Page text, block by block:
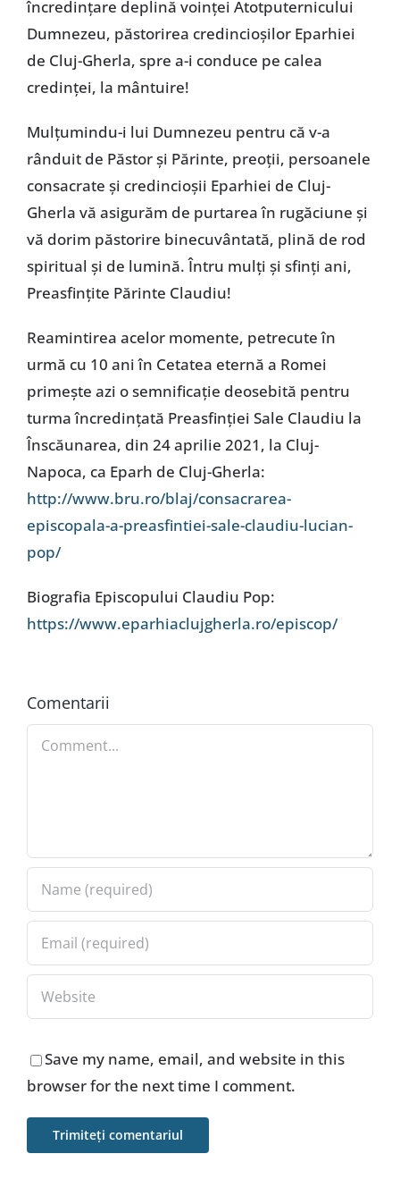
încredințare deplină voinței Atotputernicului
Dumnezeu, păstorirea credincioșilor Eparhiei
de Cluj-Gherla, spre a-i conduce pe calea
credinței, la mântuire!
Mulțumindu-i lui Dumnezeu pentru că v-a
rânduit de Păstor și Părinte, preoții, persoanele
consacrate și credincioșii Eparhiei de Cluj-
Gherla vă asigurăm de purtarea în rugăciune și
vă dorim păstorire binecuvântată, plină de rod
spiritual și de lumină. Întru mulţi şi sfinţi ani,
Preasfinţite Părinte Claudiu!
Reamintirea acelor momente, petrecute în
urmă cu 10 ani în Cetatea eternă a Romei
primește azi o semnificație deosebită pentru
turma încredințată Preasfinției Sale Claudiu la
Înscăunarea, din 24 aprilie 2021, la Cluj-
Napoca, ca Eparh de Cluj-Gherla:
http://www.bru.ro/blaj/consacrarea-
episcopala-a-preasfintiei-sale-claudiu-lucian-
pop/
Biografia Episcopului Claudiu Pop:
https://www.eparhiaclujgherla.ro/episcop/
Comentarii
Comment
Save my name, email, and website in this
browser for the next time I comment.